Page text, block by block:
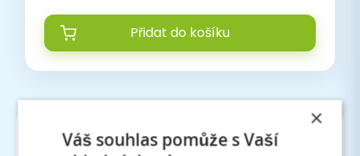
Přidat do košíku
Profesionální tisk
×
Váš souhlas pomůže s Vaší